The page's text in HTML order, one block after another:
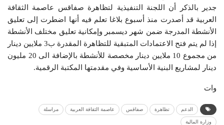
جدير بالذكر أن اللجنة التنفيذية لتظاهرة صفاقس عاصمة الثقافة
العربية قد أصدرت منذ أسبوع بلاغا تعلم فيه أنها اضطرت إلى تعليق
الأنشطة المدرجة ضمن شهر ديسمبر وإمكانية تعليق مختلف الأنشطة
إذا لم يتم فتح الاعتمادات المتبقية للتظاهرة المقدرة ب3 ملايين دينار
من مجموع 10 ملايين دينار مخصصة للأنشطة بالإضافة الى 20 مليون
دينار لمشاريع البنية الأساسية وفي مقدمتها المكتبة الرقمية.
وات
الدعم تظاهرة صفاقس عاصمة الثقافة العربية مراسلة
وزارة المالية